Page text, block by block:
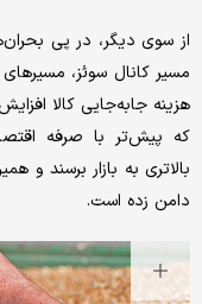
از سوی دیگر، در پی
مسیر کانال سوئز،
هزینه جابه‌‌جایی کالا
که پیش‌‌تر با صرفه
بالاتری به بازار برسند
دامن زده است.